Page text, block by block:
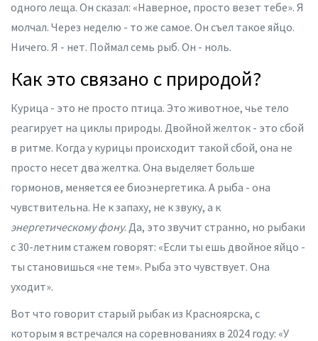
одного леща. Он сказал: «Наверное, просто везет тебе». Я
молчал. Через неделю - то же самое. Он съел такое яйцо.
Ничего. Я - нет. Поймал семь рыб. Он - ноль.
Как это связано с природой?
Курица - это не просто птица. Это животное, чье тело
реагирует на циклы природы. Двойной желток - это сбой
в ритме. Когда у курицы происходит такой сбой, она не
просто несет два желтка. Она выделяет больше
гормонов, меняется ее биоэнергетика. А рыба - она
чувствительна. Не к запаху, не к звуку, а к
энергетическому фону. Да, это звучит странно, но рыбаки
с 30-летним стажем говорят: «Если ты ешь двойное яйцо -
ты становишься «не тем». Рыба это чувствует. Она
уходит».
Вот что говорит старый рыбак из Красноярска, с
которым я встречался на соревнованиях в 2024 году: «У